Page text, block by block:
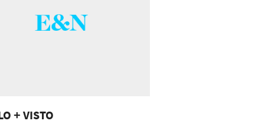
+ VISTO